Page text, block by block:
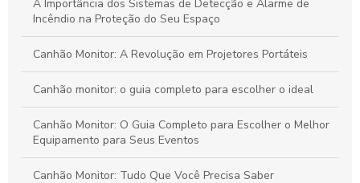
A Importância dos Sistemas de Detecção e Alarme de
Incêndio na Proteção do Seu Espaço
Canhão Monitor: A Revolução em Projetores Portáteis
Canhão monitor: o guia completo para escolher o ideal
Canhão Monitor: O Guia Completo para Escolher o Melhor
Equipamento para Seus Eventos
Canhão Monitor: Tudo Que Você Precisa Saber